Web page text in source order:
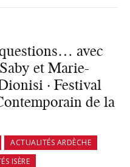
avec
et Marie-
· Festival
de la
ACTUALITÉS ARDÈCHE
ISÈRE